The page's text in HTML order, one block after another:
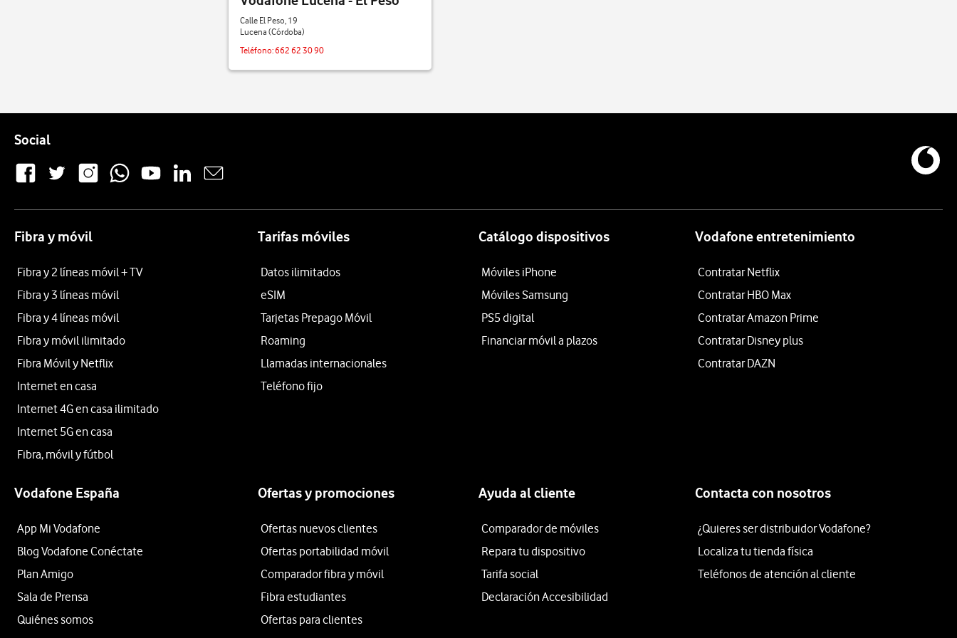
Calle El Peso, 19
Lucena (Córdoba)
Teléfono:662 62 30 90
SocialEnlaces a las redes sociales de Vodafone
Fibra y móvil
Fibra y 2 líneas móvil + TV
Fibra y 3 líneas móvil
Fibra y 4 líneas móvil
Fibra y móvil ilimitado
Fibra Móvil y Netflix
Internet en casa
Internet 4G en casa ilimitado
Internet 5G en casa
Fibra, móvil y fútbol
Tarifas móviles
Datos ilimitados
eSIM
Tarjetas Prepago Móvil
Roaming
Llamadas internacionales
Teléfono fijo
Catálogo dispositivos
Móviles iPhone
Móviles Samsung
PS5 digital
Financiar móvil a plazos
Vodafone entretenimiento
Contratar Netflix
Contratar HBO Max
Contratar Amazon Prime
Contratar Disney plus
Contratar DAZN
Vodafone España
App Mi Vodafone
Blog Vodafone Conéctate
Plan Amigo
Sala de Prensa
Quiénes somos
Ofertas y promociones
Ofertas nuevos clientes
Ofertas portabilidad móvil
Comparador fibra y móvil
Fibra estudiantes
Ofertas para clientes
Ayuda al cliente
Comparador de móviles
Repara tu dispositivo
Tarifa social
Declaración Accesibilidad
Contacta con nosotros
¿Quieres ser distribuidor Vodafone?
Localiza tu tienda física
Teléfonos de atención al cliente